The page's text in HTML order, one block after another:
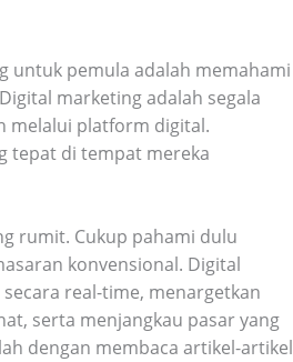
untuk pemula adalah memahami
marketing adalah segala
melalui platform digital.
tepat di tempat mereka
rumit. Cukup pahami dulu
konvensional. Digital
real-time, menargetkan
serta menjangkau pasar yang
dengan membaca artikel-artikel